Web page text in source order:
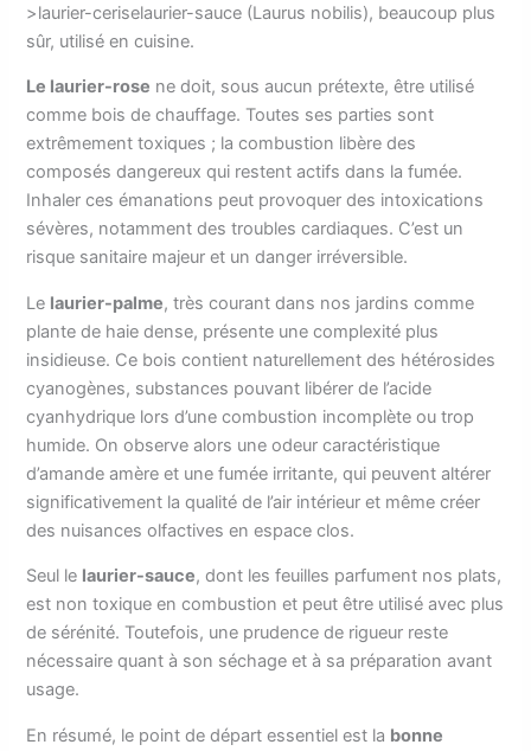
>laurier-ceriselaurier-sauce (Laurus nobilis), beaucoup plus
sûr, utilisé en cuisine.
Le laurier-rose ne doit, sous aucun prétexte, être utilisé
comme bois de chauffage. Toutes ses parties sont
extrêmement toxiques ; la combustion libère des
composés dangereux qui restent actifs dans la fumée.
Inhaler ces émanations peut provoquer des intoxications
sévères, notamment des troubles cardiaques. C’est un
risque sanitaire majeur et un danger irréversible.
Le laurier-palme, très courant dans nos jardins comme
plante de haie dense, présente une complexité plus
insidieuse. Ce bois contient naturellement des hétérosides
cyanogènes, substances pouvant libérer de l’acide
cyanhydrique lors d’une combustion incomplète ou trop
humide. On observe alors une odeur caractéristique
d’amande amère et une fumée irritante, qui peuvent altérer
significativement la qualité de l’air intérieur et même créer
des nuisances olfactives en espace clos.
Seul le laurier-sauce, dont les feuilles parfument nos plats,
est non toxique en combustion et peut être utilisé avec plus
de sérénité. Toutefois, une prudence de rigueur reste
nécessaire quant à son séchage et à sa préparation avant
usage.
En résumé, le point de départ essentiel est la bonne